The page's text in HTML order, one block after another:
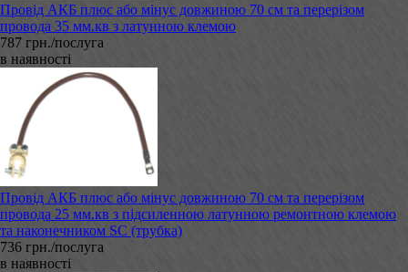
Провід АКБ плюс або мінус довжиною 70 см та перерізом
провода 35 мм.кв з латунною клемою
787 грн./послуга
в наявності
Провід АКБ плюс або мінус довжиною 70 см та перерізом
провода 25 мм.кв з підсиленною латунною ремонтною клемою
та наконечником SC (трубка)
736 грн./послуга
в наявності